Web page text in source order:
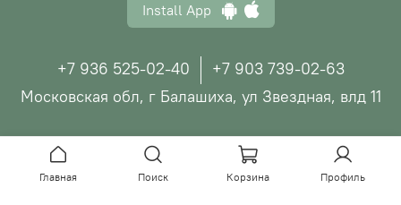
Install App
+7 936 525-02-40
+7 903 739-02-63
Московская обл, г Балашиха, ул Звездная, влд 11
© ООО "МЕМОРИА", 2026
Главная Поиск Корзина Профиль